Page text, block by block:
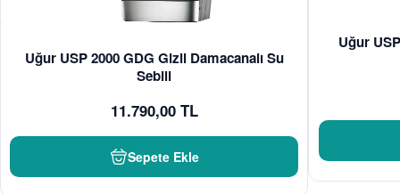
Uğur USP 2000 GDG Gizli Damacanalı Su
Sebili
11.790,00 TL
Sepete Ekle
Uğur